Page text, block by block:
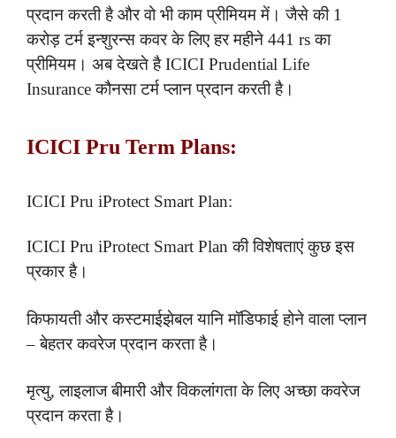
प्रदान करती है और वो भी काम प्रीमियम में। जैसे की 1
करोड़ टर्म इन्शुरन्स कवर के लिए हर महीने 441 rs का
प्रीमियम। अब देखते है ICICI Prudential Life
Insurance कौनसा टर्म प्लान प्रदान करती है।
ICICI Pru Term Plans:
ICICI Pru iProtect Smart Plan:
ICICI Pru iProtect Smart Plan की विशेषताएं कुछ इस
प्रकार है।
किफायती और कस्टमाईझेबल यानि मॉडिफाई होने वाला प्लान
– बेहतर कवरेज प्रदान करता है।
मृत्यु, लाइलाज बीमारी और विकलांगता के लिए अच्छा कवरेज
प्रदान करता है।